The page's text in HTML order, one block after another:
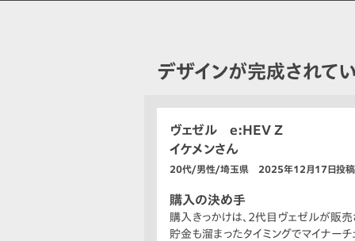
デザインが完成されて
ヴェゼル e:HEV Z
イケメンさん
20代/男性/埼玉県 2025年12月17日投稿
購入の決め手
購入きっかけは、2代目ヴェゼルが販
貯金も溜まったタイミングでマイナー